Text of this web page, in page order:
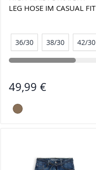
LEG HOSE IM CASUAL FIT
36/30 38/30 42/30
49,99 €